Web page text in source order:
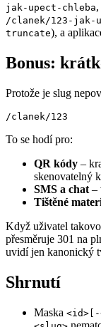
jak-upect-chleba
/clanek/123-jak-
truncate), a
Bonus:
Protože je slug
To se hodí pro:
QR kódy –
skenovatelný
SMS a chat –
Tištěné
Když uživatel
přesměruje 301 na
uvidí jen kanonický
Shrnutí
Maska <id>[-